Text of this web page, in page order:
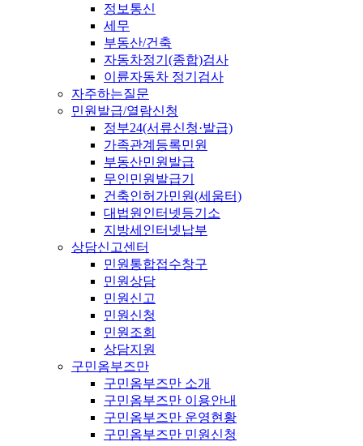
정보통신
세무
부동산/건축
자동차정기(종합)검사
이륜자동차 정기검사
자주하는질문
민원발급/열람신청
정부24(서류신청·발급)
가족관계등록민원
부동산민원발급
무인민원발급기
건축인허가민원(세움터)
대법원인터넷등기소
지방세인터넷납부
상담신고센터
민원통합접수창구
민원상담
민원신고
민원신청
민원조회
상담지원
구민옴부즈만
구민옴부즈만 소개
구민옴부즈만 이용안내
구민옴부즈만 운영현황
구민옴부즈만 민원신청